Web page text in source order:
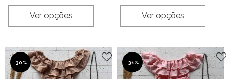
Ver opções Ver opções
-30% -31%